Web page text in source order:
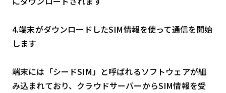
4.端末がダウンロードしたSIM情報を使って通信を開始
します
端末には「シードSIM」と呼ばれるソフトウェアが組
み込まれており、クラウドサーバーからSIM情報を受